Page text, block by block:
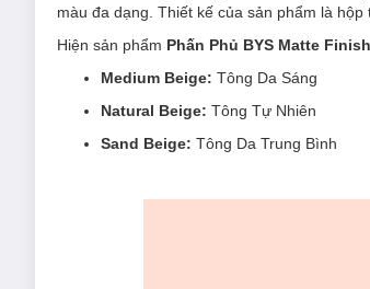
màu đa dạng. Thiết kế của sản phẩm là
Hiện sản phẩm Phấn Phủ BYS Matte
Medium Beige: Tông Da Sáng
Natural Beige: Tông Tự Nhiên
Sand Beige: Tông Da Trung Bình